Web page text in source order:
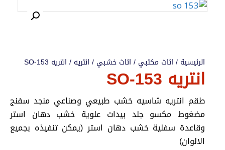
الرئيسية / اثاث مكتبي / اثاث خشبي / انتريه / انتريه SO-153
انتريه SO-153
طقم انتريه شاسيه خشب طبيعي وصناعي منجد سفنج
مضغوط مكسو جلد بيدات علوية خشب دهان استر
وقاعدة سفلية خشب دهان استر (يمكن تنفيذه بجميع
الالوان)